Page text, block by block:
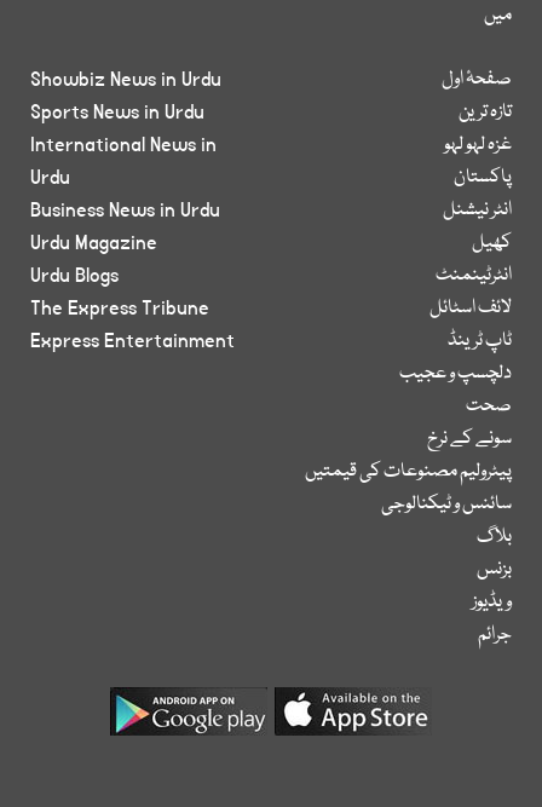
میں
صفحۂ اول
تازہ ترین
غزہ لہو لہو
پاکستان
انٹر نیشنل
کھیل
انٹرٹینمنٹ
لائف اسٹائل
ٹاپ ٹرینڈ
دلچسپ و عجیب
صحت
سونے کے نرخ
پیٹرولیم مصنوعات کی قیمتیں
سائنس و ٹیکنالوجی
بلاگ
بزنس
ویڈیوز
جرائم
Showbiz News in Urdu
Sports News in Urdu
International News in
Urdu
Business News in Urdu
Urdu Magazine
Urdu Blogs
The Express Tribune
Express Entertainment